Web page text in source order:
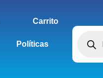
Carrito
Políticas